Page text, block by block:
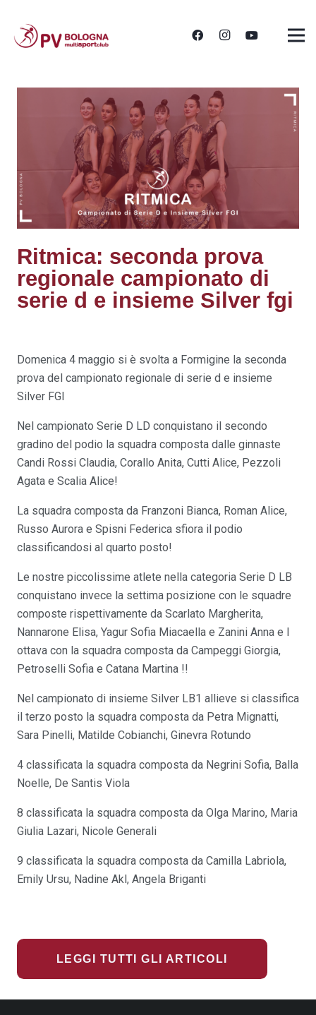
Ritmica: seconda prova
regionale campionato di
serie d e insieme Silver fgi
Domenica 4 maggio si è svolta a Formigine la seconda
prova del campionato regionale di serie d e insieme
Silver FGI
Nel campionato Serie D LD conquistano il secondo
gradino del podio la squadra composta dalle ginnaste
Candi Rossi Claudia, Corallo Anita, Cutti Alice, Pezzoli
Agata e Scalia Alice!
La squadra composta da Franzoni Bianca, Roman Alice,
Russo Aurora e Spisni Federica sfiora il podio
classificandosi al quarto posto!
Le nostre piccolissime atlete nella categoria Serie D LB
conquistano invece la settima posizione con le squadre
composte rispettivamente da Scarlato Margherita,
Nannarone Elisa, Yagur Sofia Miacaella e Zanini Anna e l
ottava con la squadra composta da Campeggi Giorgia,
Petroselli Sofia e Catana Martina !!
Nel campionato di insieme Silver LB1 allieve si classifica
il terzo posto la squadra composta da Petra Mignatti,
Sara Pinelli, Matilde Cobianchi, Ginevra Rotundo
4 classificata la squadra composta da Negrini Sofia, Balla
Noelle, De Santis Viola
8 classificata la squadra composta da Olga Marino, Maria
Giulia Lazari, Nicole Generali
9 classificata la squadra composta da Camilla Labriola,
Emily Ursu, Nadine Akl, Angela Briganti
LEGGI TUTTI GLI ARTICOLI